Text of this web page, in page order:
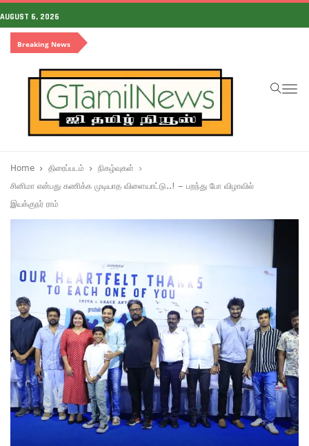
AUGUST 6, 2026
Breaking News
Home திரைப்படம்
நிகழ்வுகள்
சினிமா என்பது கணிக்க முடியாத விளையாட்டு..! – பறந்து போ விழாவில்
இயக்குநர் ராம்